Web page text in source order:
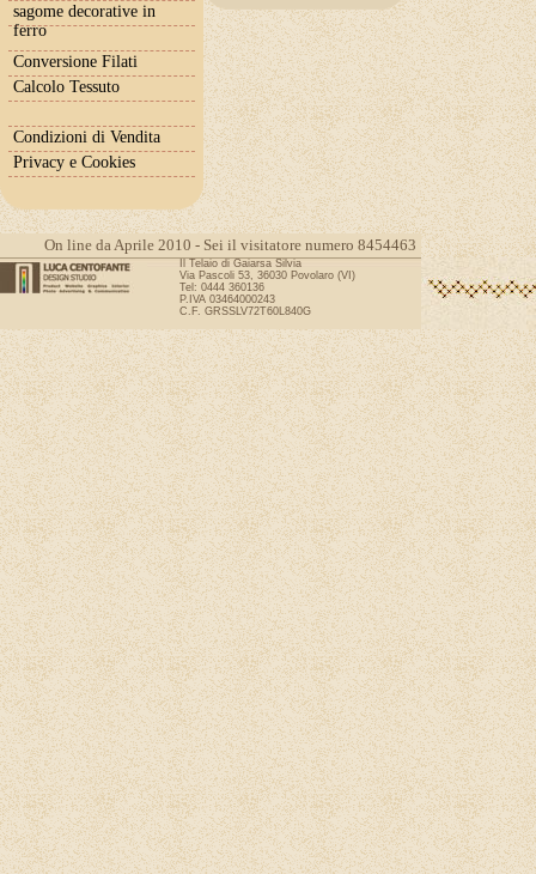
sagome decorative in
ferro
Conversione Filati
Calcolo Tessuto
Condizioni di Vendita
Privacy e Cookies
On line da Aprile 2010 - Sei il visitatore numero 8454463
Il Telaio di Gaiarsa Silvia
Via Pascoli 53, 36030 Povolaro (VI)
Tel: 0444 360136
P.IVA 03464000243
C.F. GRSSLV72T60L840G